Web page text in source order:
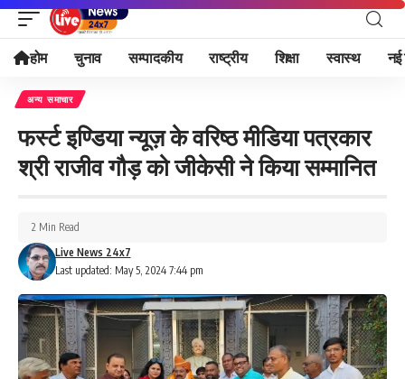
होम चुनाव सम्पादकीय राष्ट्रीय शिक्षा स्वास्थ नई
अन्य समाचार
फर्स्ट इण्डिया न्यूज़ के वरिष्ठ मीडिया पत्रकार
श्री राजीव गौड़ को जीकेसी ने किया सम्मानित
Last updated: May 5, 2024 7:44 pm
Live News 24x7
2 Min Read